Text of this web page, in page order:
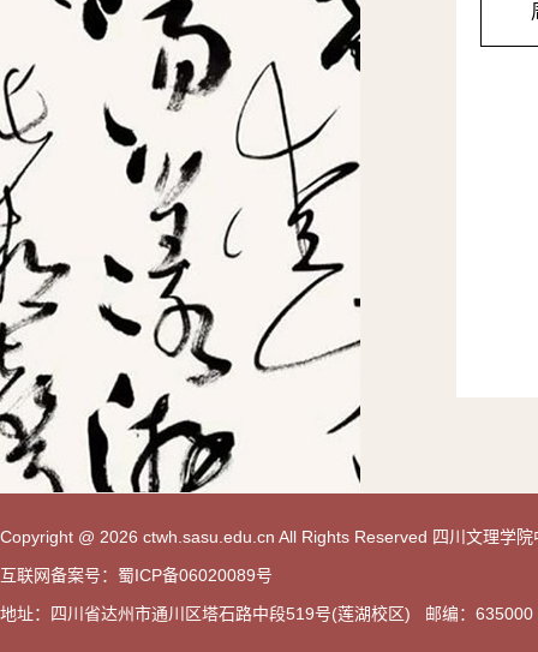
Copyright @ 2026 ctwh.sasu.edu.cn All Rights Reserved 四川文理学
互联网备案号：蜀ICP备06020089号
地址：四川省达州市通川区塔石路中段519号(莲湖校区) 邮编：